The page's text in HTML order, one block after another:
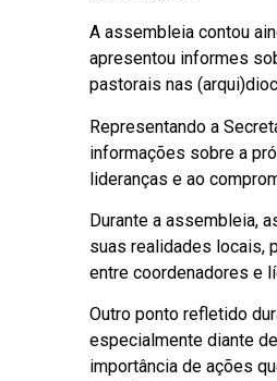
A assembleia contou
apresentou informes
pastorais nas
Representando a
informações sobre a
lideranças e ao
Durante a assembleia,
suas realidades locais,
entre coordenadores e
Outro ponto refletido
especialmente diante
importância de ações